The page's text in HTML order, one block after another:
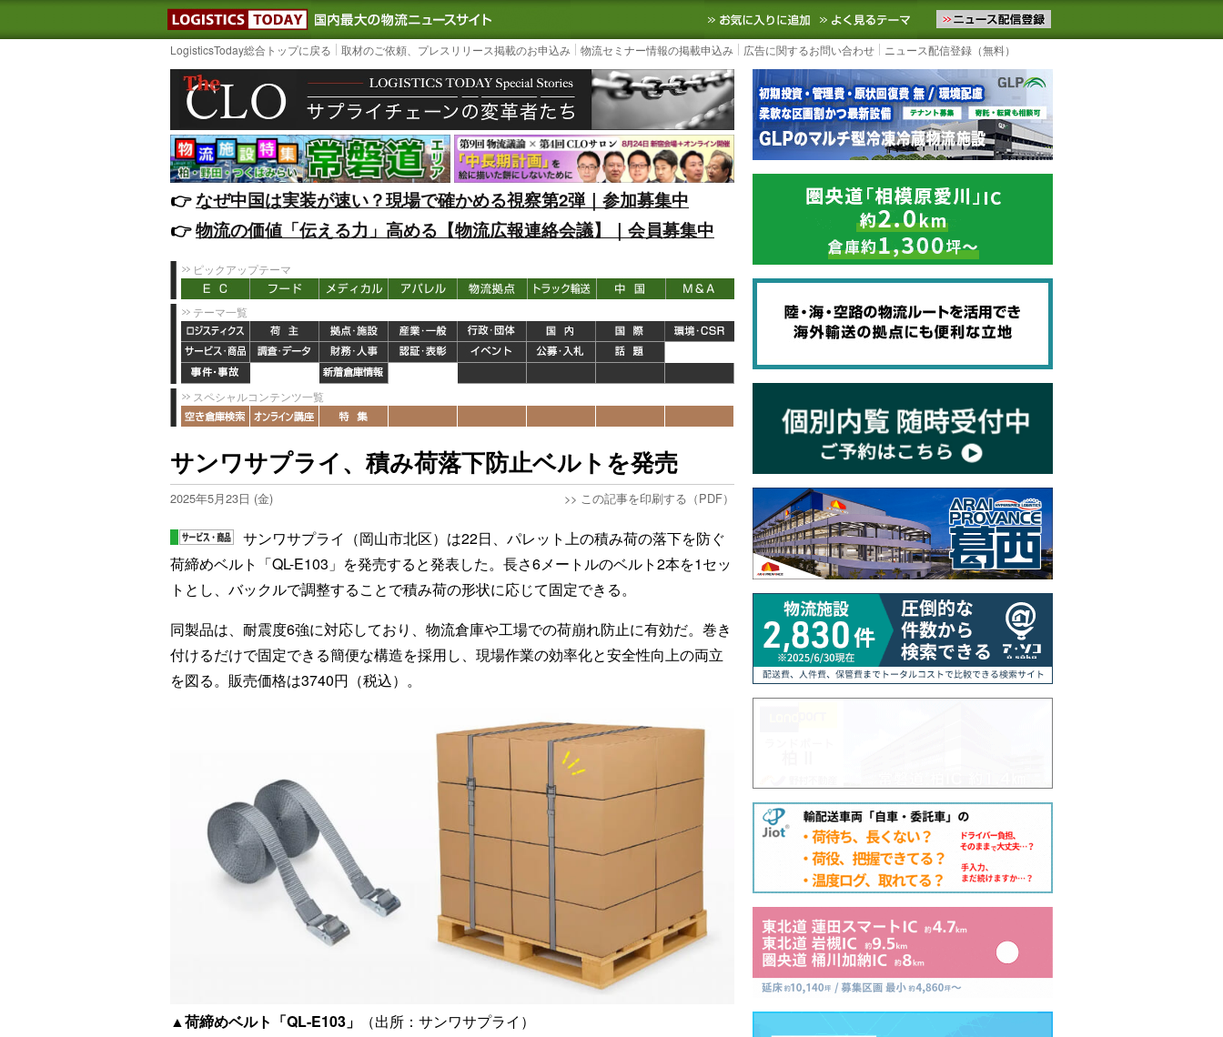
LOGISTICS TODAY｜国内最大の物流ニュースサイト3PL, SCMなど国内外の最新の物流ニュースをお届けします。物流ニュースメール配信を登録す
お気に入りに追加 よく見るテーマ
LogisticsToday総合トップに戻る 取材のご依頼、プレスリリース掲載のお申込み 物流セミナー情報の掲載申込み 広告に関するお問い合わせ ニュース配信登録（無料）
👉️なぜ中国は実装が速い？現場で確かめる視察第2弾｜参加募集中
👉️物流の価値「伝える力」高める【物流広報連絡会議】｜会員募集中
ピックアップテーマ
テーマ一覧
スペシャルコンテンツ一覧
サンワサプライ、積み荷落下防止ベルトを発売
2025年5月23日 (金) >> この記事を印刷する（PDF）
サンワサプライ（岡山市北区）は22日、パレット上の積み荷の落下を防ぐ
荷締めベルト「QL-E103」を発売すると発表した。長さ6メートルのベルト2本を1セッ
トとし、バックルで調整することで積み荷の形状に応じて固定できる。
同製品は、耐震度6強に対応しており、物流倉庫や工場での荷崩れ防止に有効だ。巻き
付けるだけで固定できる簡便な構造を採用し、現場作業の効率化と安全性向上の両立
を図る。販売価格は3740円（税込）。
▲荷締めベルト「QL-E103」 （出所：サンワサプライ）